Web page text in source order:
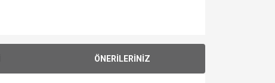
ÖNERİLERİNİZ